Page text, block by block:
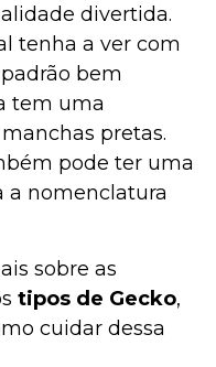
divertida.
tenha a ver com
bem
tem uma
pretas.
pode ter uma
a nomenclatura
sobre as
tipos de Gecko,
cuidar dessa